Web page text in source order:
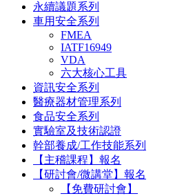
永續議題系列
車用安全系列
FMEA
IATF16949
VDA
六大核心工具
資訊安全系列
醫療器材管理系列
食品安全系列
實驗室及技術認證
幹部養成/工作技能系列
【主稽課程】報名
【研討會/微講堂】報名
【免費研討會】